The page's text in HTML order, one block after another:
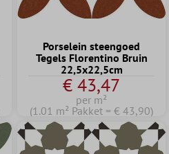
Porselein steengoed
Tegels Florentino Bruin
22,5x22,5cm
€ 43,47
per m²
(1.01 m² Pakket = € 43,90)